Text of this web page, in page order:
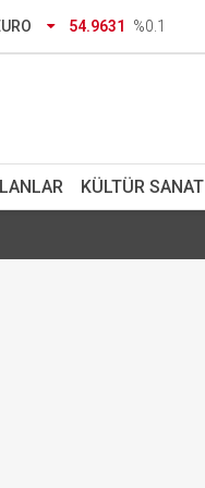
54.9631 %0.1
KÜLTÜR SANAT